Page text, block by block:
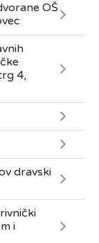
OŠ
4,
dravski
i